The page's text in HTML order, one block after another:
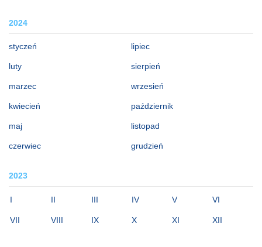
2024
styczeń
luty
marzec
kwiecień
maj
czerwiec
lipiec
sierpień
wrzesień
październik
listopad
grudzień
2023
I II III IV V VI
VII VIII IX X XI XII